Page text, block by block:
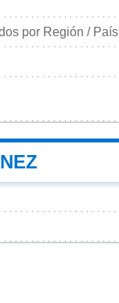
por Región / País